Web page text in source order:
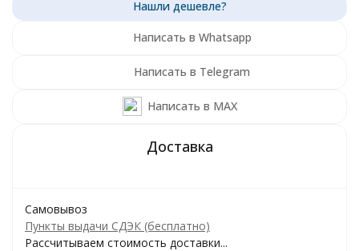
Написать в Whatsapp
Написать в Telegram
Написать в MAX
Самовывоз
Пункты выдачи СДЭК (бесплатно)
Рассчитываем стоимость доставки...